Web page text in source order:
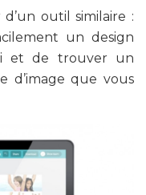
outil similaire :
un design
et de trouver un
d’image que vous